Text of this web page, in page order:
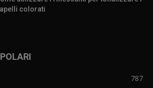
colorati
787